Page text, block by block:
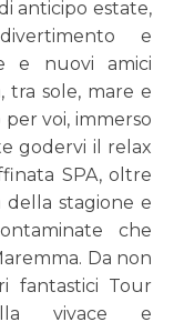
anticipo estate,
e
e nuovi amici
tra sole, mare e
voi, immerso
godervi il relax
SPA, oltre
stagione e
che
Da non
fantastici Tour
vivace e